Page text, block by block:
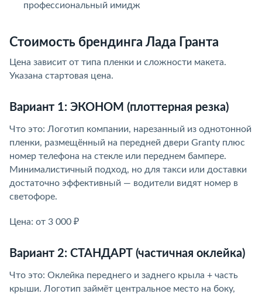
профессиональный имидж
Стоимость брендинга Лада Гранта
Цена зависит от типа пленки и сложности макета.
Указана стартовая цена.
Вариант 1: ЭКОНОМ (плоттерная резка)
Что это: Логотип компании, нарезанный из однотонной
пленки, размещённый на передней двери Granty плюс
номер телефона на стекле или переднем бампере.
Минималистичный подход, но для такси или доставки
достаточно эффективный — водители видят номер в
светофоре.
Цена: от 3 000 ₽
Вариант 2: СТАНДАРТ (частичная оклейка)
Что это: Оклейка переднего и заднего крыла + часть
крыши. Логотип займёт центральное место на боку,